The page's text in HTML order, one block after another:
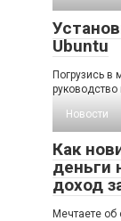
Ubuntu
Погрузись в
Новости
Как
деньги
доход
Мечтаете об